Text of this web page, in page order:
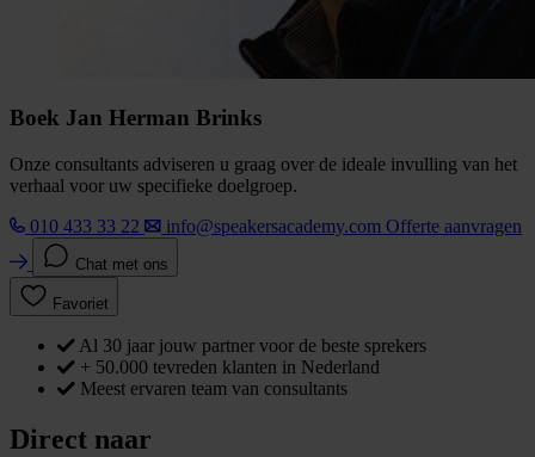
Boek Jan Herman Brinks
Onze consultants adviseren u graag over de ideale invulling van het
verhaal voor uw specifieke doelgroep.
010 433 33 22
info@speakersacademy.com Offerte aanvragen
Chat met ons
Favoriet
Al 30 jaar jouw partner voor de beste sprekers
+ 50.000 tevreden klanten in Nederland
Meest ervaren team van consultants
Direct naar